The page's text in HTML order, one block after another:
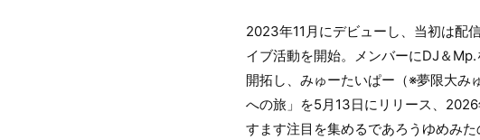
2023年11月にデビューし、当初は配
イブ活動を開始。メンバーにDJ＆
開拓し、みゅーたいぱー（※夢限大
への旅」を5月13日にリリース、
すます注目を集めるであろうゆめみた